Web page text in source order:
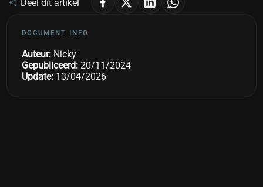
Deel dit artikel
DOCUMENT INFO
Auteur: Nicky
Gepubliceerd: 20/11/2024
Update: 13/04/2026